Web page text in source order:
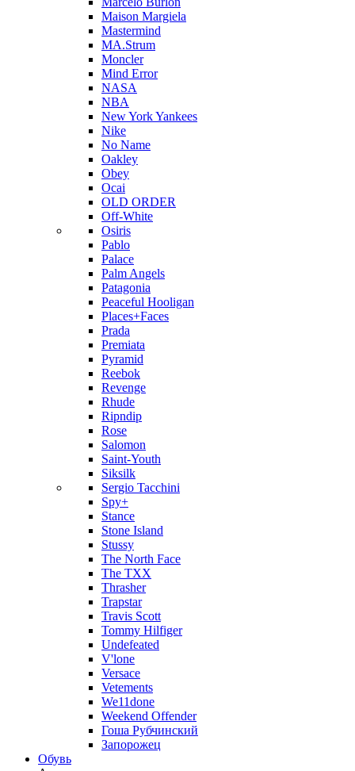
Maison Margiela
Mastermind
MA.Strum
Moncler
Mind Error
NASA
NBA
New York Yankees
Nike
No Name
Oakley
Obey
Ocai
OLD ORDER
Off-White
Osiris
Pablo
Palace
Palm Angels
Patagonia
Peaceful Hooligan
Places+Faces
Prada
Premiata
Pyramid
Reebok
Revenge
Rhude
Ripndip
Rose
Salomon
Saint-Youth
Siksilk
Sergio Tacchini
Spy+
Stance
Stone Island
Stussy
The North Face
The TXX
Thrasher
Trapstar
Travis Scott
Tommy Hilfiger
Undefeated
V'lone
Versace
Vetements
We11done
Weekend Offender
Гоша Рубчинский
Запорожец
Обувь